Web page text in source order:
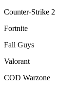
Counter-Strike 2
Fortnite
Fall Guys
Valorant
COD Warzone